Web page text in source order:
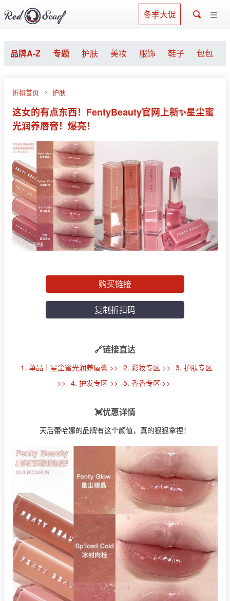
冬季大促
品牌A-Z 专题 护肤 美妆 服饰 鞋子 包包
折扣首页 护肤
这女的有点东西！FentyBeauty官网上新✨星尘蜜
光润养唇膏！爆亮！
购买链接
复制折扣码
🔗链接直达
1. 单品｜星尘蜜光润养唇膏 >> 2. 彩妆专区 >> 3. 护肤专区
>> 4. 护发专区 >> 5. 香香专区 >>
💓优惠详情
天后蕾哈娜的品牌有这个颜值，真的狠狠拿捏！